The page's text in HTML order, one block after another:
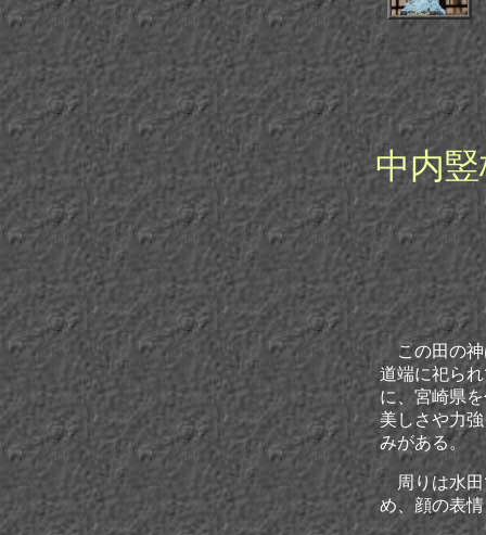
中内
この田の神
道端に祀ら
に、宮崎県
美しさや力
みがある。
周りは水田
め、顔の表